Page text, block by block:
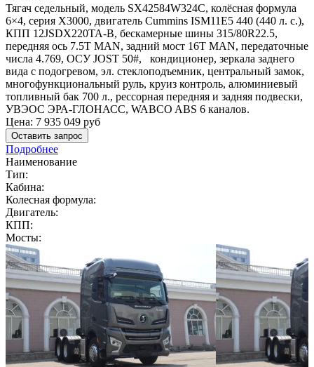
Тягач седельный, модель SX42584W324C, колёсная формула
6×4, серия X3000, двигатель Cummins ISM11E5 440 (440 л. с.),
КПП 12JSDX220TA-B, бескамерные шины 315/80R22.5,
передняя ось 7.5T MAN, задний мост 16T MAN, передаточные
числа 4.769, ОСУ JOST 50#, кондиционер, зеркала заднего
вида с подогревом, эл. стеклоподъемник, центральный замок,
многофункциональный руль, круиз контроль, алюминиевый
топливный бак 700 л., рессорная передняя и задняя подвески,
УВЭОС ЭРА-ГЛОНАСС, WABCO ABS 6 каналов.
Цена: 7 935 049 руб
Оставить запрос
Подробнее
Наименование
Тип:
Кабина:
Колесная формула:
Двигатель:
КПП:
Мосты: